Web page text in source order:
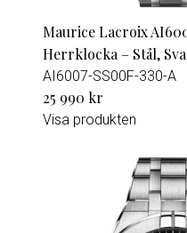
Maurice Lacroix
Herrklocka – Stål,
AI6007-SS00F-330-A
25 990 kr
Visa produkten